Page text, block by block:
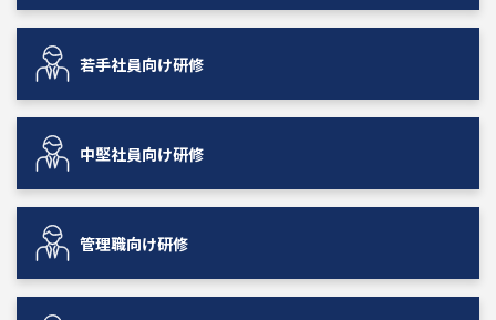
若手社員向け研修
中堅社員向け研修
管理職向け研修